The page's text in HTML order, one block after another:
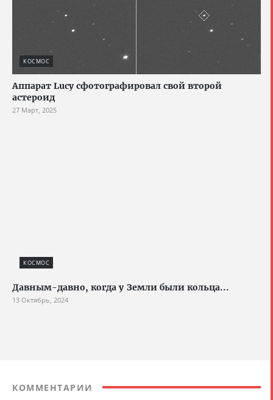
КОСМОС
Аппарат Lucy сфотографировал свой второй
астероид
27 Март, 2025
КОСМОС
Давным-давно, когда у Земли были кольца...
13 Октябрь, 2024
КОММЕНТАРИИ